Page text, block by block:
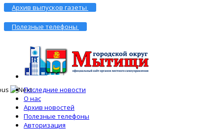
Архив выпусков газеты
Полезные телефоны
Последние новости
О нас
Архив новостей
Полезные телефоны
Авторизация